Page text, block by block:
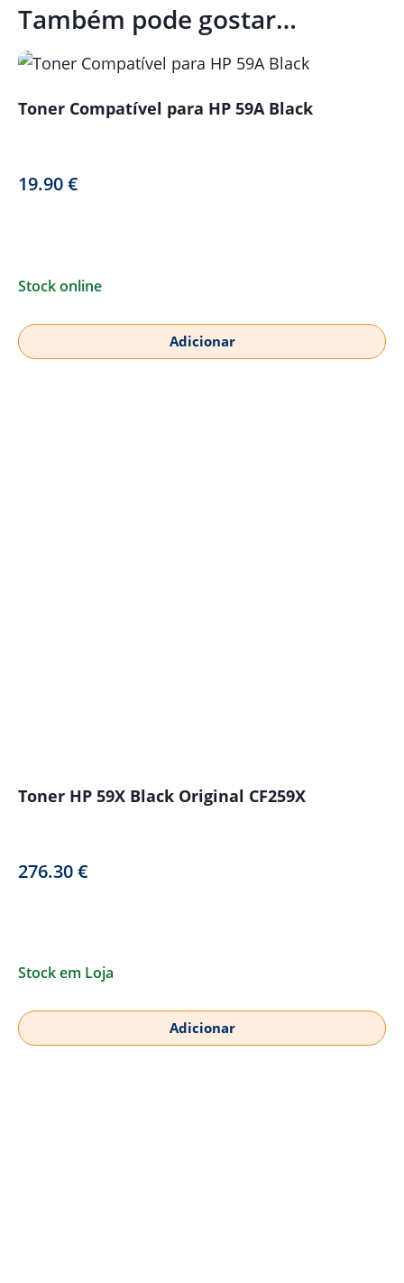
Também pode gostar…
Toner Compatível para HP 59A Black
19.90€
Stock online
Adicionar
Toner HP 59X Black Original CF259X
276.30€
Stock em Loja
Adicionar